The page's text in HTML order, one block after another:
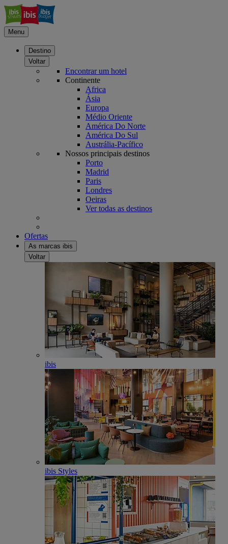
Menu
Destino
Voltar
Encontrar um hotel
Continente
Africa
Ásia
Europa
Médio Oriente
América Do Norte
América Do Sul
Austrália-Pacífico
Nossos principais destinos
Porto
Madrid
Paris
Londres
Oeiras
Ver todas as destinos
Ofertas
As marcas ibis
Voltar
ibis
ibis Styles